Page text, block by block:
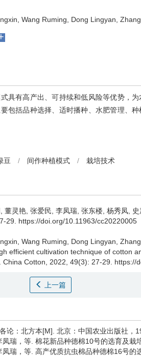
Wang Ruming, Dong Lingyan,
具有高产出、可持续和低风险等优势，
包括品种选择、适时播种、水肥管理、
豆 / 间作种植模式 / 栽培技术
董灵艳, 张爱民, 李凤瑞, 张东楼, 杨秀凤, 史
29. https://doi.org/10.11963/cc20220005
Wang Ruming, Dong Lingyan,
efficient cultivation technique of cotton
China Cotton, 2022, 49(3): 27-29. https://
上一篇
论：北方本[M]. 北京：中国农业出版社，
瑞，等. 棉花新品种德棉10号的选育及
瑞，等. 高产优质抗虫棉品种德棉16号的